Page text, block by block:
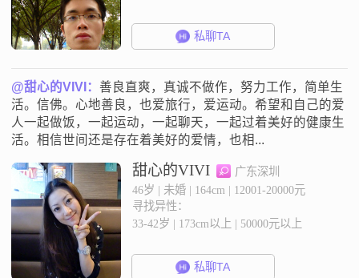
私聊TA
@甜心的VIVI：善良直爽，真诚不做作，努力工作，简单生
活。信佛。心地善良，也爱旅行，爱运动。希望和自己的爱
人一起做饭，一起运动，一起聊天，一起过着美好的健康生
活。相信世间还是存在着美好的爱情，也相...
甜心的VIVI
广东深圳
46岁 | 未婚 | 164cm | 12001-20000元
寻找异性：
33-42岁 | 173cm以上 | 50000元以上
私聊TA